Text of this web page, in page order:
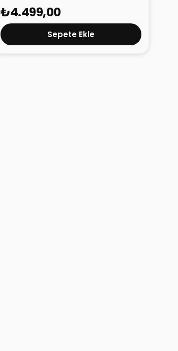
₺4.499,00
Sepete Ekle